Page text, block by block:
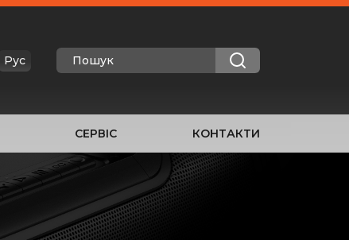
Рус
СЕРВІС КОНТАКТИ